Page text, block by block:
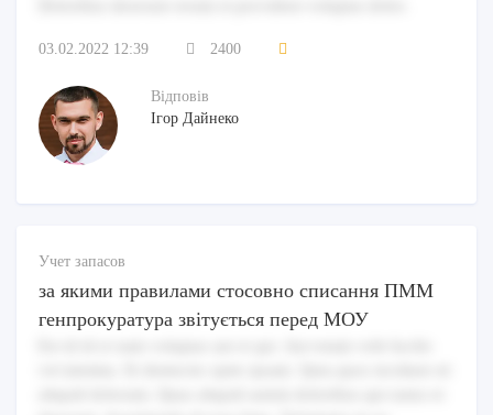
03.02.2022 12:39 2400
Відповів
Ігор Дайнеко
Учет запасов
за якими правилами стосовно списання ПММ
генпрокуратура звітується перед МОУ